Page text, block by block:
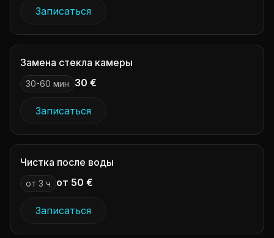
Записаться
Замена стекла камеры
30-60 мин 30 €
Записаться
Чистка после воды
от 3 ч от 50 €
Записаться